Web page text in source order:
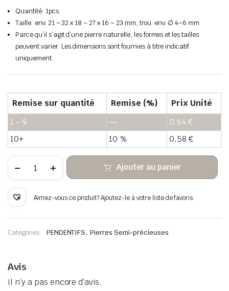
Quantité: 1pcs.
Taille: env. 21 ~ 32 x 18 ~ 27 x 16 ~ 23 mm, trou: env. ∅ 4~6 mm
Parce qu’il s’agit d’une pierre naturelle, les formes et les tailles
peuvent varier. Les dimensions sont fournies à titre indicatif
uniquement.
Remise sur quantité Remise (%)
Prix Unité
1 - 9
— 0,64€
10+
10 % 0,58 €
Pendentif
pierre
turquoise
fil
de
cuivre
Ajouter au panier
Aimez-vous ce produit? Ajoutez-le à votre liste de favoris.
Categories: PENDENTIFS,Pierres Semi-précieuses
Avis
Il n’y a pas encore d’avis.